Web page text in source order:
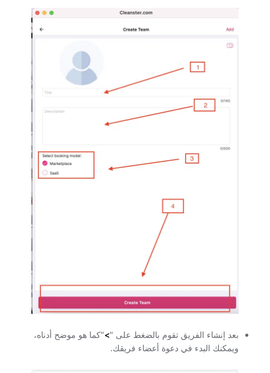
بعد إنشاء الفريق تقوم بالضغط على ">"كما هو موضح أدناه،
ويمكنك البدء في دعوة أعضاء فريقك.